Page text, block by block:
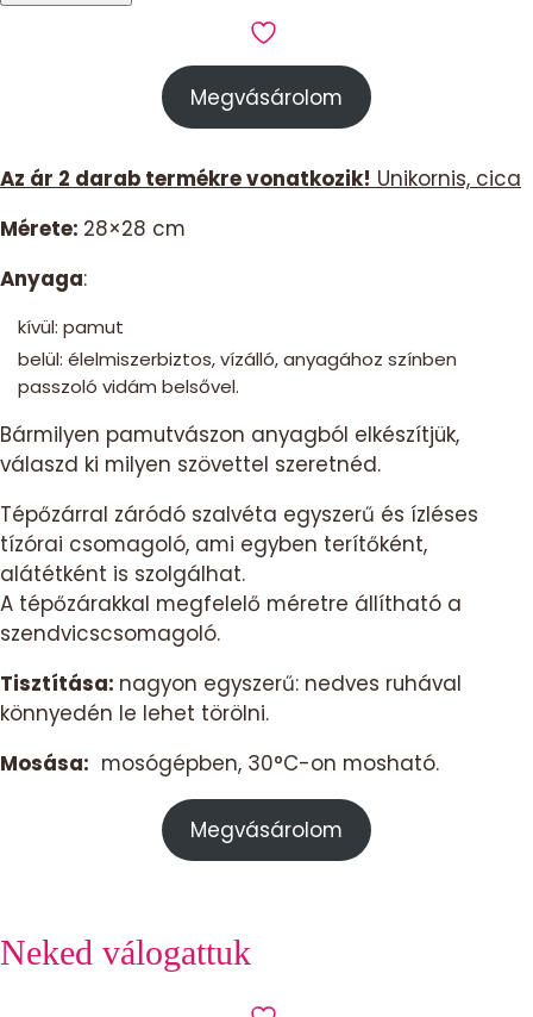
mennyiség
Megvásárolom
Az ár 2 darab termékre vonatkozik! Unikornis, cica
Mérete: 28×28 cm
Anyaga:
kívül: pamut
belül: élelmiszerbiztos, vízálló, anyagához színben
passzoló vidám belsővel.
Bármilyen pamutvászon anyagból elkészítjük,
válaszd ki milyen szövettel szeretnéd.
Tépőzárral záródó szalvéta egyszerű és ízléses
tízórai csomagoló, ami egyben terítőként,
alátétként is szolgálhat.
A tépőzárakkal megfelelő méretre állítható a
szendvicscsomagoló.
Tisztítása: nagyon egyszerű: nedves ruhával
könnyedén le lehet törölni.
Mosása: mosógépben, 30°C-on mosható.
Megvásárolom
Neked válogattuk